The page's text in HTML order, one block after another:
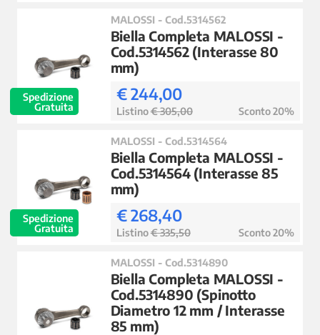
Spedizione
Gratuita
MALOSSI - Cod.5314562
Biella Completa MALOSSI -
Cod.5314562 (Interasse 80
mm)
€ 244,00
Listino€ 305,00 Sconto 20%
Spedizione
Gratuita
MALOSSI - Cod.5314564
Biella Completa MALOSSI -
Cod.5314564 (Interasse 85
mm)
€ 268,40
Listino€ 335,50 Sconto 20%
MALOSSI - Cod.5314890
Biella Completa MALOSSI -
Cod.5314890 (Spinotto
Diametro 12 mm / Interasse
85 mm)